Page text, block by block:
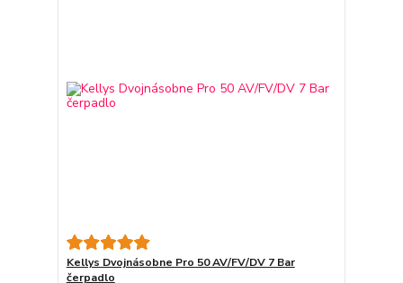
Kellys Dvojnásobne Pro 50 AV/FV/DV 7 Bar
čerpadlo